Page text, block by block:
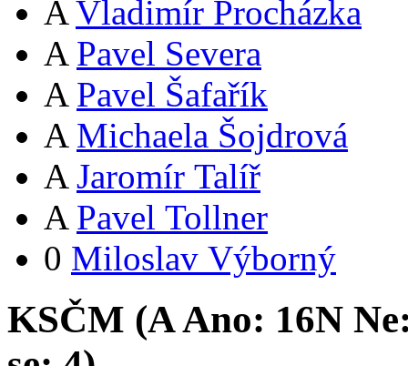
A Vladimír Procházka
A Pavel Severa
A Pavel Šafařík
A Michaela Šojdrová
A Jaromír Talíř
A Pavel Tollner
0 Miloslav Výborný
KSČM (AAno: 16N